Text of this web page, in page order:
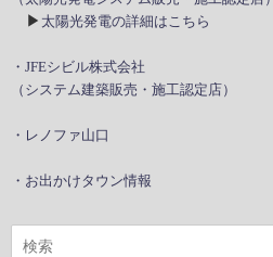
▶ 太陽光発電の詳細はこちら
・JFEシビル株式会社
（システム建築販売・施工認定店）
・レノファ山口
・お出かけタウン情報